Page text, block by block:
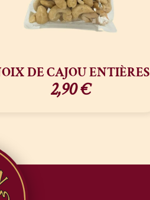
DE CAJOU ENTIÈRES
2,90€